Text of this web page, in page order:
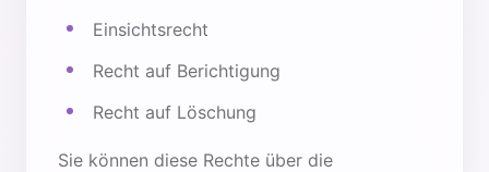
Einsichtsrecht
Recht auf Berichtigung
Recht auf Löschung
Sie können diese Rechte über die